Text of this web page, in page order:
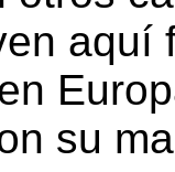
aquí
su